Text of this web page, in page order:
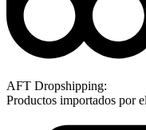
AFT Dropshipping:
Productos importados por